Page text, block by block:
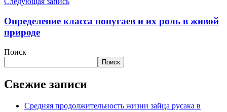
Определение класса попугаев и их роль в живой
природе
Поиск
Поиск
Свежие записи
Средняя продолжительность жизни зайца русака в